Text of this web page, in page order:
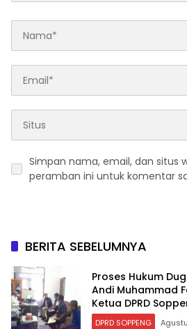
Simpan nama, email, dan situs
peramban ini untuk komentar
BERITA SEBELUMNYA
Proses Hukum
Andi Muhammad
Ketua DPRD
Tetap Berlanjut
DPRD SOPPENG